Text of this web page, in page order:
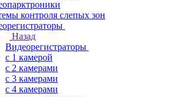
контроля слепых зон
Назад
Видеорегистраторы
с 1 камерой
с 2 камерами
с 3 камерами
с 4 камерами